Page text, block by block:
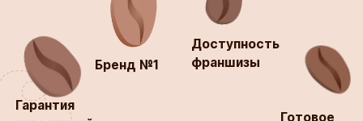
Бренд №1
Доступность
франшизы
Готовое
Гарантия